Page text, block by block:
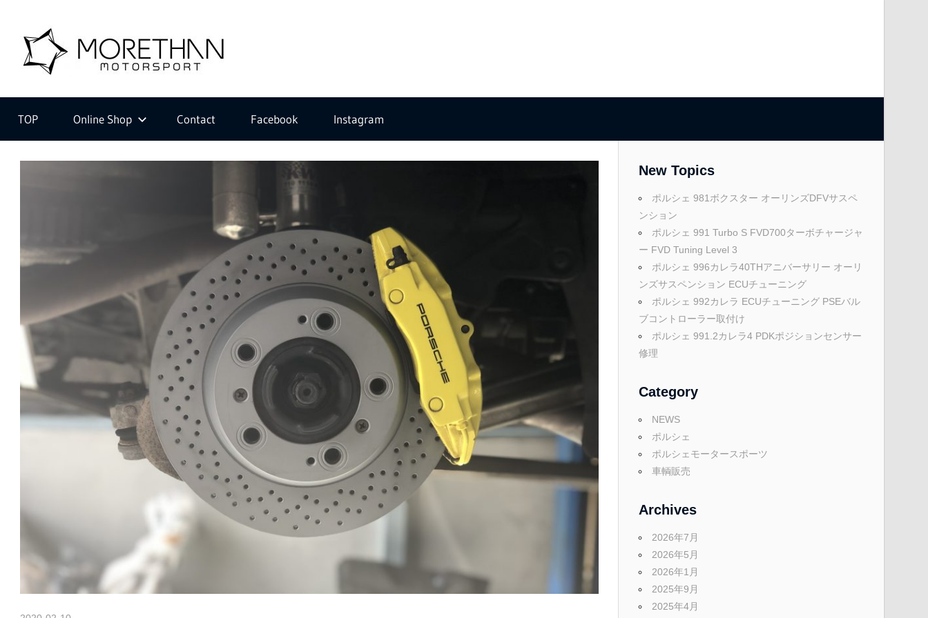
o
r
e
t
h
a
n
M
o
V
D
ポ
ル
シ
TOP Online Shop Contact Facebook Instagram
New Topics
ポルシェ 981ボクスター オーリンズDFVサスペ
ンション
ポルシェ 991 Turbo S FVD700ターボチャージャ
ー FVD Tuning Level 3
ポルシェ 996カレラ40THアニバーサリー オーリ
ンズサスペンション ECUチューニング
ポルシェ 992カレラ ECUチューニング PSEバル
ブコントローラー取付け
ポルシェ 991.2カレラ4 PDKポジションセンサー
修理
Category
NEWS
ポルシェ
ポルシェモータースポーツ
車輌販売
Archives
2026年7月
2026年5月
2026年1月
2025年9月
2025年4月